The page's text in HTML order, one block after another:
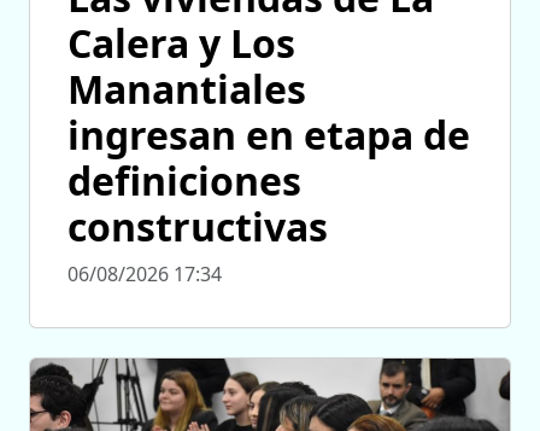
Calera y Los
Manantiales
ingresan en etapa de
definiciones
constructivas
06/08/2026 17:34